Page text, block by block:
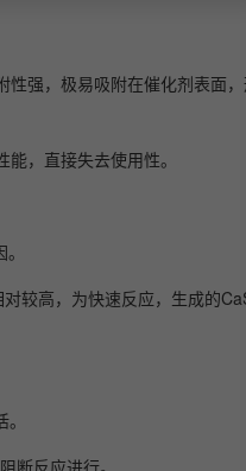
强，极易吸附在催化剂表面
，直接失去使用性。
较高，为快速反应，生成的
断反应进行。